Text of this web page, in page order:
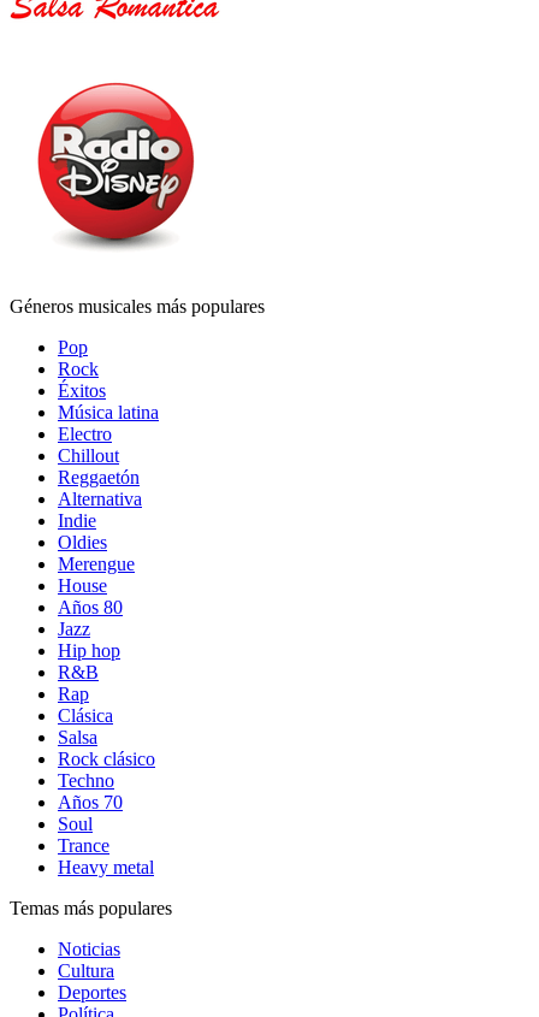
Géneros musicales más populares
Pop
Rock
Éxitos
Música latina
Electro
Chillout
Reggaetón
Alternativa
Indie
Oldies
Merengue
House
Años 80
Jazz
Hip hop
R&B
Rap
Clásica
Salsa
Rock clásico
Techno
Años 70
Soul
Trance
Heavy metal
Temas más populares
Noticias
Cultura
Deportes